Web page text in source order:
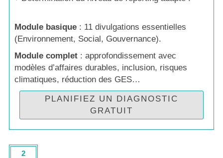
Module basique : 11 divulgations essentielles
(Environnement, Social, Gouvernance).
Module complet : approfondissement avec
modèles d’affaires durables, inclusion, risques
climatiques, réduction des GES…
PLANIFIEZ UN DIAGNOSTIC
GRATUIT
2